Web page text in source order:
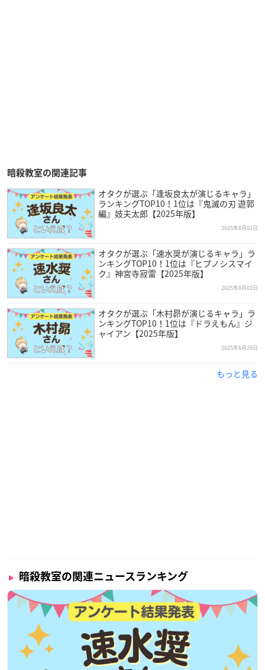
暗殺教室の関連記事
オタクが選ぶ「逢坂良太が演じるキャラ」
ランキングTOP10！1位は『鬼滅の刃 遊郭
編』妓夫太郎【2025年版】
2025年8月02日
オタクが選ぶ「速水奨が演じるキャラ」ラ
ンキングTOP10！1位は『ヒプノシスマイ
ク』神宮寺寂雷【2025年版】
2025年8月02日
オタクが選ぶ「木村昴が演じるキャラ」ラ
ンキングTOP10！1位は『ドラえもん』ジ
ャイアン【2025年版】
2025年6月29日
もっと見る
暗殺教室の関連ニュースランキング